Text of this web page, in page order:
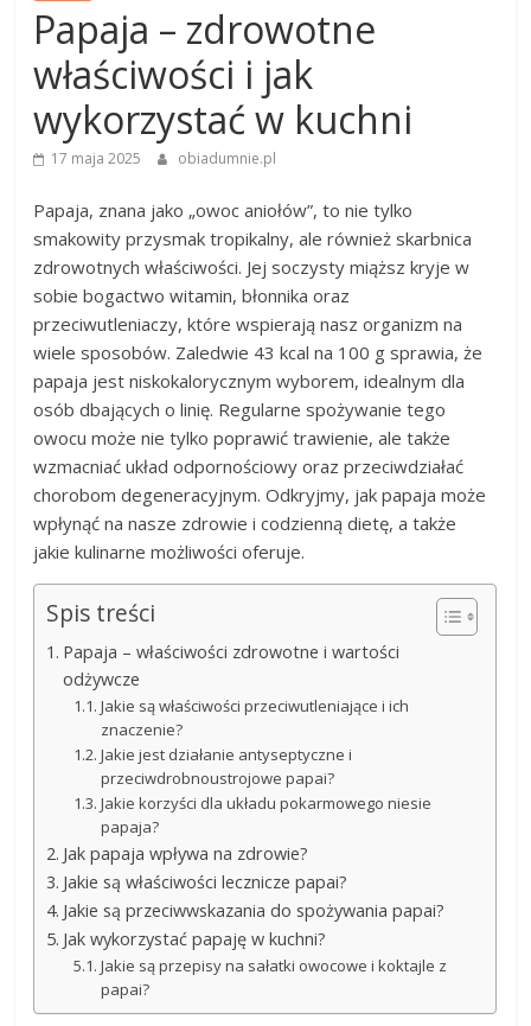
Papaja – zdrowotne
właściwości i jak
wykorzystać w kuchni
17 maja 2025 obiadumnie.pl
Papaja, znana jako „owoc aniołów”, to nie tylko
smakowity przysmak tropikalny, ale również skarbnica
zdrowotnych właściwości. Jej soczysty miąższ kryje w
sobie bogactwo witamin, błonnika oraz
przeciwutleniaczy, które wspierają nasz organizm na
wiele sposobów. Zaledwie 43 kcal na 100 g sprawia, że
papaja jest niskokalorycznym wyborem, idealnym dla
osób dbających o linię. Regularne spożywanie tego
owocu może nie tylko poprawić trawienie, ale także
wzmacniać układ odpornościowy oraz przeciwdziałać
chorobom degeneracyjnym. Odkryjmy, jak papaja może
wpłynąć na nasze zdrowie i codzienną dietę, a także
jakie kulinarne możliwości oferuje.
Spis treści
Papaja – właściwości zdrowotne i wartości
odżywcze
Jakie są właściwości przeciwutleniające i ich
znaczenie?
Jakie jest działanie antyseptyczne i
przeciwdrobnoustrojowe papai?
Jakie korzyści dla układu pokarmowego niesie
papaja?
Jak papaja wpływa na zdrowie?
Jakie są właściwości lecznicze papai?
Jakie są przeciwwskazania do spożywania papai?
Jak wykorzystać papaję w kuchni?
Jakie są przepisy na sałatki owocowe i koktajle z
papai?